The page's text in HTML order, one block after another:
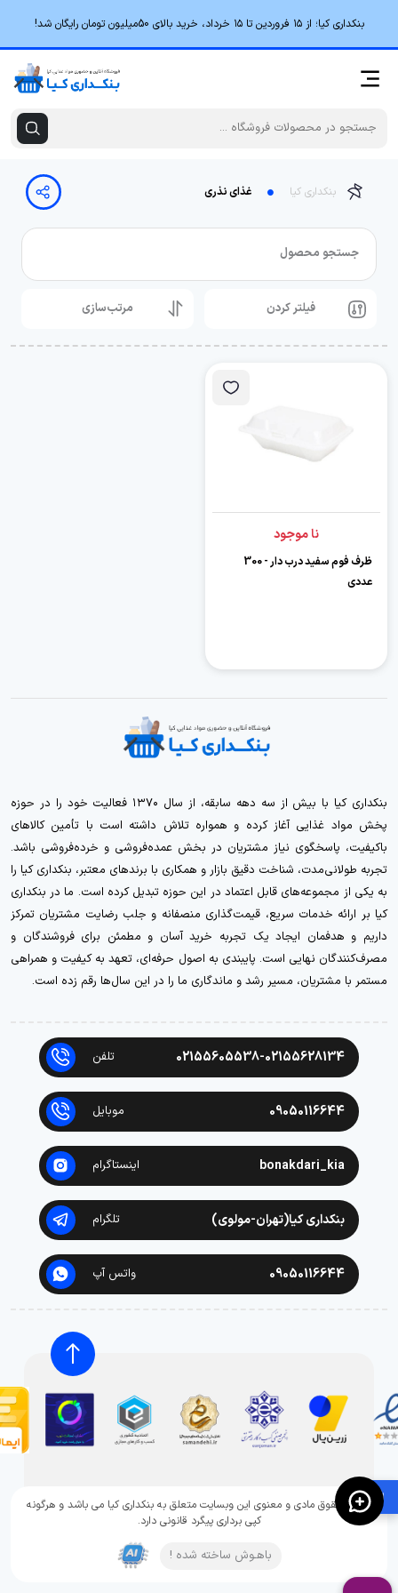
🛍️
بنکداری کیا؛ از ۱۵ فروردین تا ۱۵ خرداد، خرید بالای 50میلیون تومان رایگان شد!
بنکداری کیا غذای نذری
جستجو محصول
فیلتر کردن مرتب‌سازی
نا موجود
ظرف فوم سفید درب دار - 300
عددی
بنکداری کیا با بیش از سه دهه سابقه، از سال ۱۳۷۰ فعالیت خود را در حوزه
پخش مواد غذایی آغاز کرده و همواره تلاش داشته است با تأمین کالاهای
باکیفیت، پاسخگوی نیاز مشتریان در بخش عمده‌فروشی و خرده‌فروشی باشد.
تجربه طولانی‌مدت، شناخت دقیق بازار و همکاری با برندهای معتبر، بنکداری کیا را
به یکی از مجموعه‌های قابل اعتماد در این حوزه تبدیل کرده است. ما در بنکداری
کیا بر ارائه خدمات سریع، قیمت‌گذاری منصفانه و جلب رضایت مشتریان تمرکز
داریم و هدفمان ایجاد یک تجربه خرید آسان و مطمئن برای فروشندگان و
مصرف‌کنندگان نهایی است. پایبندی به اصول حرفه‌ای، تعهد به کیفیت و همراهی
مستمر با مشتریان، مسیر رشد و ماندگاری ما را در این سال‌ها رقم زده است.
02155605538-02155628134 تلفن
09050116644 موبایل
bonakdari_kia اینستاگرام
بنکداری کیا(تهران-مولوی) تلگرام
09050116644 واتس آپ
تمامی حقوق مادی و معنوی این وبسایت متعلق به بنکداری کیا می باشد و هرگونه
کپی برداری پیگرد قانونی دارد.
باهـوش ساخته شده !